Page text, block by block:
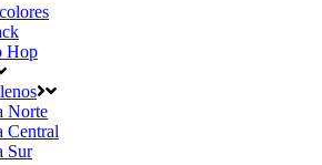
Hop
Norte
Central
Sur